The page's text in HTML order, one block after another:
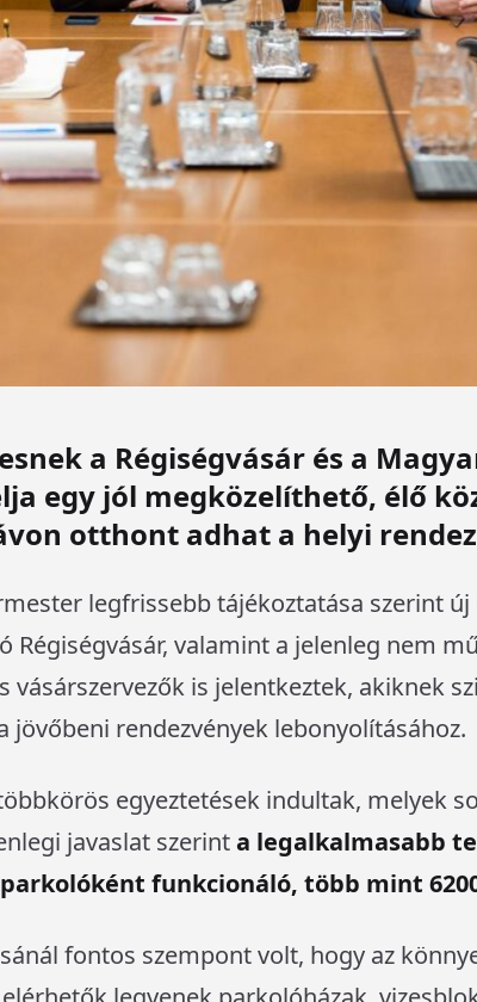
a Régiségvásár és a
egy jól megközelíthető, élő
otthont adhat a helyi
legfrissebb tájékoztatása szerint
Régiségvásár, valamint a jelenleg nem
vásárszervezők is jelentkeztek, akiknek
jövőbeni rendezvények lebonyolításához.
egyeztetések indultak, melyek
javaslat szerinta legalkalmasabb
funkcionáló, több mint
fontos szempont volt, hogy az